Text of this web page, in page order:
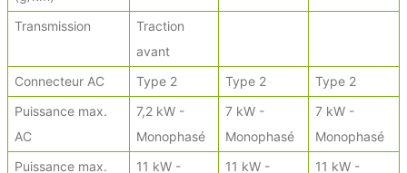
Transmission
Traction
avant
Connecteur AC
Type 2 Type 2
Type 2
Puissance max.
AC
7,2 kW -
Monophasé
7 kW -
Monophasé
7 kW -
Monophasé
Puissance max.
11 kW -
11 kW -
11 kW -